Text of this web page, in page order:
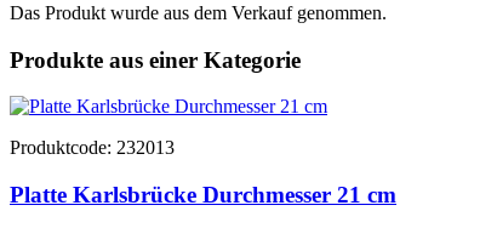
Das Produkt wurde aus dem Verkauf genommen.
Produkte aus einer Kategorie
Produktcode: 232013
Platte Karlsbrücke Durchmesser 21 cm